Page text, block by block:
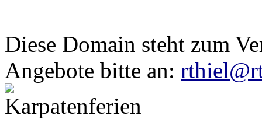
Diese Domain steht zum
Angebote bitte an: